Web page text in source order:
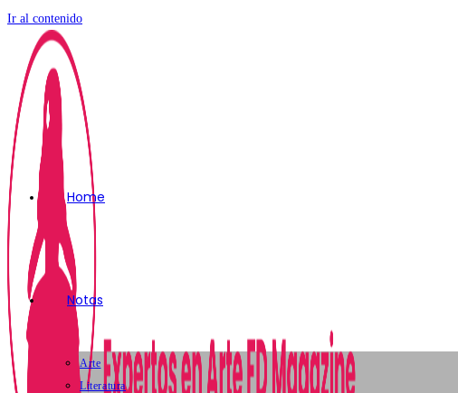
Ir al contenido
Home
Notas
Arte
Literatura